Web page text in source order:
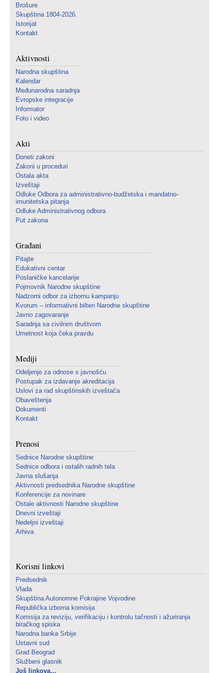
Brošure
Skupština 1804-2026.
Istorijat
Kontakt
Aktivnosti
Narodna skupština
Kalendar
Međunarodna saradnja
Evropske integracije
Informator
Foto i video
Akti
Doneti zakoni
Zakoni u proceduri
Ostala akta
Izveštaji
Odluke Odbora za administrativno-budžetska i mandatno-
imunitetska pitanja
Odluke Administrativnog odbora
Put zakona
Građani
Pitajte
Edukativni centar
Poslaničke kancelarije
Pojmovnik Narodne skupštine
Nadzorni odbor za izbornu kampanju
Kvorum – informativni bilten Narodne skupštine
Javno zagovaranje
Saradnja sa civilnim društvom
Umetnost koja čeka pravdu
Mediji
Odeljenje za odnose s javnošću
Postupak za izdavanje akreditacija
Uslovi za rad skupštinskih izveštača
Obaveštenja
Dokumenti
Kontakt
Prenosi
Sednice Narodne skupštine
Sednice odbora i ostalih radnih tela
Javna slušanja
Aktivnosti predsednika Narodne skupštine
Konferencije za novinare
Ostale aktivnosti Narodne skupštine
Dnevni izveštaji
Nedeljni izveštaji
Arhiva
Korisni linkovi
Predsednik
Vlada
Skupština Autonomne Pokrajine Vojvodine
Republička izborna komisija
Komisija za reviziju, verifikaciju i kontrolu tačnosti i ažuriranja
biračkog spiska
Narodna banka Srbije
Ustavni sud
Grad Beograd
Službeni glasnik
Još linkova...